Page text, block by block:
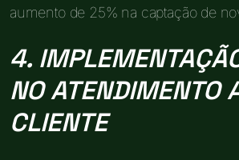
aumento de 25% na captação de
4.
NO ATENDIMENTO
CLIENTE